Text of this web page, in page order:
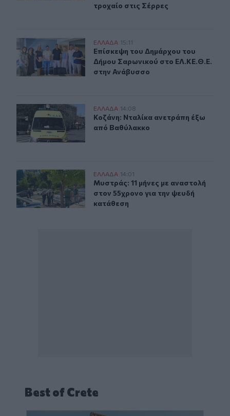
τροχαίο στις Σέρρες
Επίσκεψη του Δημάρχου του Δήμου Σαρωνικού στο
ΕΛΛAΔΑ 15:11
Επίσκεψη του Δημάρχου του
Επίσκεψη του Δημάρχου του
Δήμου Σαρωνικού στο ΕΛ.ΚΕ.Θ.Ε.
στην Ανάβυσσο
Κοζάνη: Νταλίκα ανετράπη έξω από Βαθύλακκο
ΕΛΛAΔΑ 14:08
Κοζάνη: Νταλίκα ανετράπη έξω
Κοζάνη: Νταλίκα ανετράπη έξω
από Βαθύλακκο
Μυστράς: 11 μήνες με αναστολή στον 55χρονο για την
ΕΛΛAΔΑ 14:01
Μυστράς: 11 μήνες με αναστολή
Μυστράς: 11 μήνες με αναστολή
στον 55χρονο για την ψευδή
κατάθεση
Best of Crete